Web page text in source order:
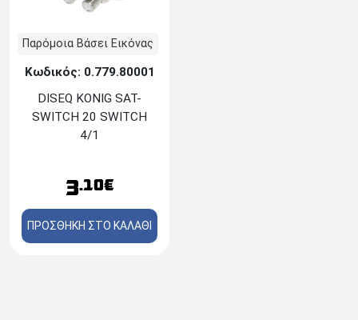
Παρόμοια Βάσει Εικόνας
Κωδικός: 0.779.80001
DISEQ KONIG SAT-
SWITCH 20 SWITCH
4/1
3.10€
ΠΡΟΣΘΗΚΗ ΣΤΟ ΚΑΛΑΘΙ